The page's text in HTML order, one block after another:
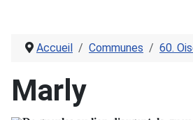
Accueil Communes 60.
Marly